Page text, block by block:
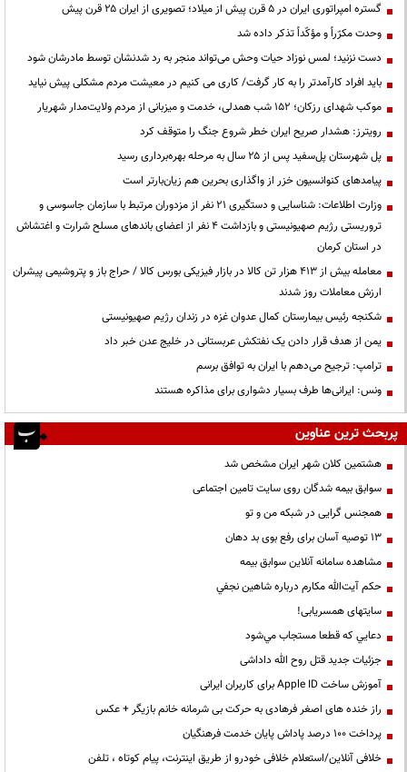
گستره امپراتوری ایران در ۵ قرن پیش از میلاد؛ تصویری از ایران ۲۵ قرن پیش
وحدت مکرّراً و مؤکّداً تذکر داده شد
دست نزنید؛ لمس نوزاد حیات وحش می‌تواند منجر به رد شدنشان توسط مادرشان شود
باید افراد کارآمدتر را به کار گرفت/ کاری می کنیم در معیشت مردم مشکلی پیش نیاید
موکب شهدای رزکان؛ ۱۵۲ شب همدلی، خدمت و میزبانی از مردم ولایت‌مدار شهریار
رویترز: هشدار صریح ایران خطر شروع جنگ را متوقف کرد
پل شهرستان پل‌سفید پس از ۲۵ سال به مرحله بهره‌برداری رسید
پیامدهای کنوانسیون خزر از واگذاری بحرین هم زیان‌بارتر است
وزارت اطلاعات: شناسایی و دستگیری ۲۱ نفر از مزدوران مرتبط با سازمان جاسوسی و
تروریستی رژیم صهیونیستی و بازداشت ۴ نفر از اعضای باندهای مسلح شرارت و اغتشاش
در استان کرمان
معامله بیش از ۴۱۳ هزار تن کالا در بازار فیزیکی بورس کالا / حراج باز و پتروشیمی پیشران
ارزش معاملات روز شدند
شکنجه رئیس بیمارستان کمال عدوان غزه در زندان رژیم صهیونیستی
یمن از هدف قرار دادن یک نفتکش عربستانی در خلیج عدن خبر داد
ترامپ: ترجیح می‌دهم با ایران به توافق برسم
ونس: ایرانی‌ها طرف بسیار دشواری برای مذاکره هستند
پربحث ترین عناوین
هشتمین کلان شهر ایران مشخص شد
سوابق بیمه شدگان روی سایت تامین اجتماعی
همجنس گرایی در شبکه من و تو
13 توصیه آسان برای رفع بوی بد دهان
مشاهده سامانه آنلاين سوابق بیمه
حكم آيت‌الله مكارم درباره شاهين نجفي
سایتهای همسریابی!
دعايي كه قطعا مستجاب مي‌شود
جزئیات جدید قتل روح الله داداشی
آموزش ساخت Apple ID برای کاربران ایرانی
راز خنده های اصغر فرهادی به حرکت بی شرمانه خانم بازیگر + عکس
پرداخت ۱۰۰ درصد پاداش پایان خدمت فرهنگیان
خلافی آنلاین/استعلام خلافی خودرو از طریق اینترنت، پیام کوتاه ، تلفن